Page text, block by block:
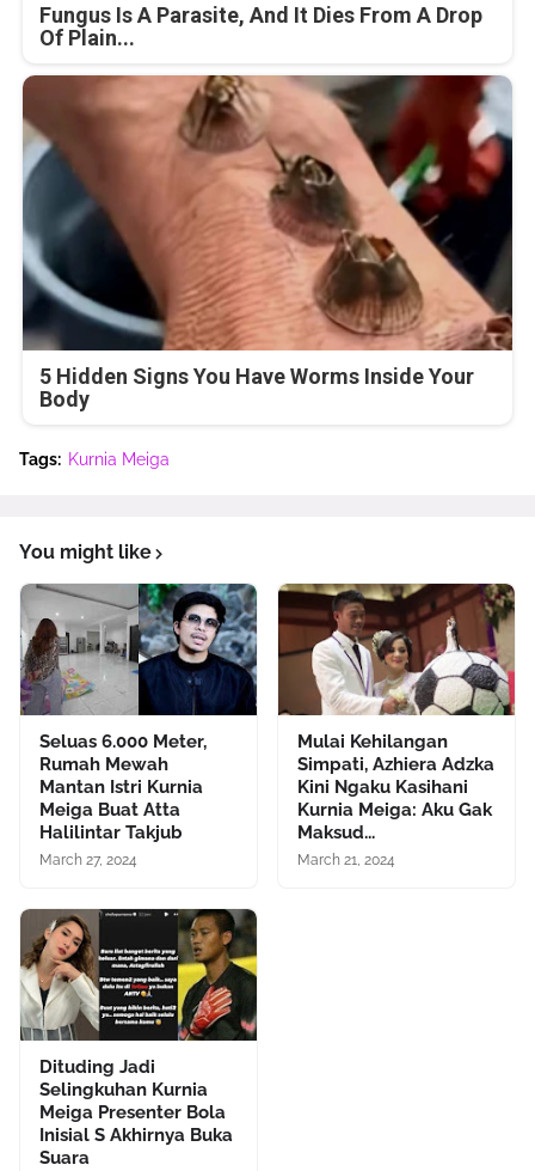
Fungus Is A Parasite, And It Dies From A Drop
Of Plain...
5 Hidden Signs You Have Worms Inside Your
Body
Tags: Kurnia Meiga
You might like
Seluas 6.000 Meter,
Rumah Mewah
Mantan Istri Kurnia
Meiga Buat Atta
Halilintar Takjub
March 27, 2024
Mulai Kehilangan
Simpati, Azhiera Adzka
Kini Ngaku Kasihani
Kurnia Meiga: Aku Gak
Maksud...
March 21, 2024
Dituding Jadi
Selingkuhan Kurnia
Meiga Presenter Bola
Inisial S Akhirnya Buka
Suara